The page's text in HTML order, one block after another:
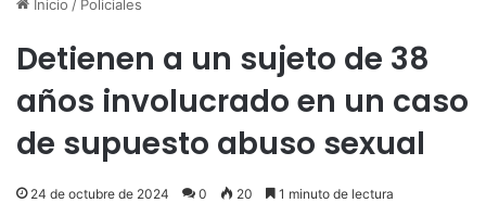
Inicio / Policiales
Detienen a un sujeto de 38
años involucrado en un caso
de supuesto abuso sexual
24 de octubre de 2024 0 20 1 minuto de lectura